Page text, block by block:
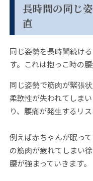
長時間の同じ
直
同じ姿勢を長時間続け
す。これは抱っこ時の
同じ姿勢で筋肉が緊張
柔軟性が失われてしま
り、腰痛が発生するリス
例えば赤ちゃんが眠っ
の筋肉が疲れてしまい
腰が強まっていきます。